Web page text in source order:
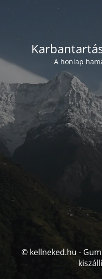
A honlap
© kellneked.hu -